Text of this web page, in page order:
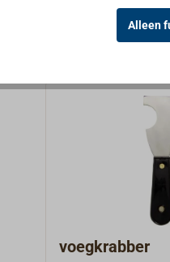
houden. De
hebben een
met behulp van
(niet
worden vastgezet
te
voegkrabber
Alleen